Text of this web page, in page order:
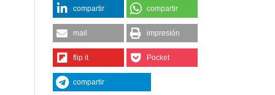
compartir compartir
mail impresión
flip it Pocket
compartir